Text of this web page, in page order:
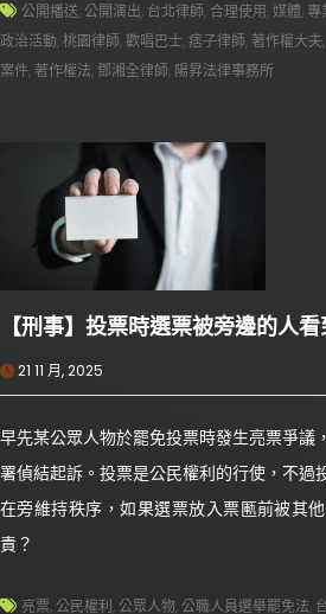
公開播送, 公開演出, 台北律師, 合理使用,媒體, 專
政治活動,桃園律師,歡唱巴士, 痞子律師, 著作權大夫,
案件, 著作權法, 鄧湘全律師, 陽昇法律事務所
【刑事】投票時選票被旁邊的人
21 11 月, 2025
早先某公眾人物於罷免投票時發生亮票爭議
署偵結起訴。投票是公民權利的行使，不過
在旁維持秩序，如果選票放入票匭前被其
責？
亮票, 公民權利 , 公眾人物, 公職人員選舉罷免法,